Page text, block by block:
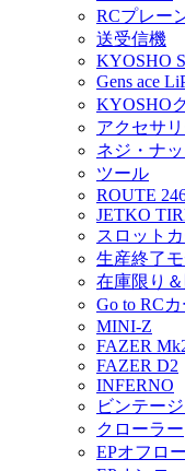
RCプレー
送受信機
KYOSHO
Gens ace
KYOSHO
アクセサ
ネジ・ナッ
ツール
ROUTE
JETKO
スロット
生産終了
在庫限り
Go to RCカ
MINI-Z
FAZER
FAZER D2
INFERNO
ビンテー
クローラー
EPオフロ